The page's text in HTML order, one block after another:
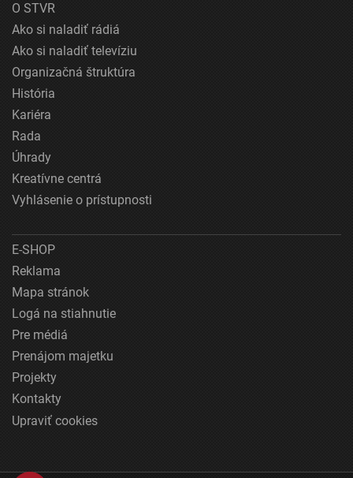
O STVR
Ako si naladiť rádiá
Ako si naladiť televíziu
Organizačná štruktúra
História
Kariéra
Rada
Úhrady
Kreatívne centrá
Vyhlásenie o prístupnosti
E-SHOP
Reklama
Mapa stránok
Logá na stiahnutie
Pre médiá
Prenájom majetku
Projekty
Kontakty
Upraviť cookies